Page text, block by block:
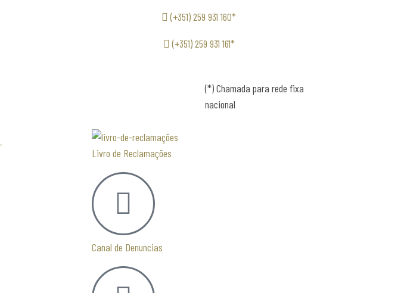
(+351) 259 931 160*
(+351) 259 931 161*
(*) Chamada para rede fixa
nacional
Livro de Reclamações
Canal de Denuncias